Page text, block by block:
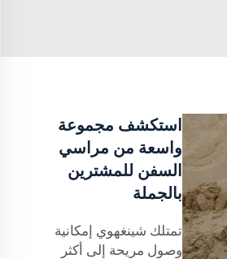
استكشف مجموعة
واسعة من مراسي
السفن للمشترين
بالجملة
تمتلك شينغهوي إمكانية
وصول مريحة إلى أكثر